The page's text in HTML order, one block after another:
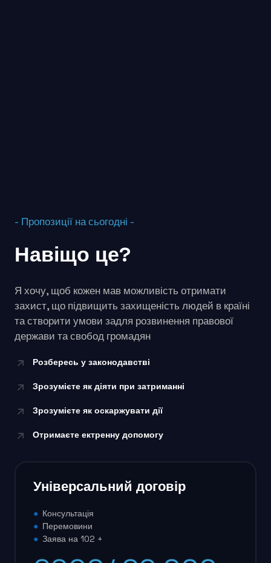
- Пропозиції на сьогодні -
Навіщо це?
Я хочу, щоб кожен мав можливість отримати
захист, що підвищить захищеність людей в країні
та створити умови задля розвинення правової
держави та свобод громадян
Розбересь у законодавстві
Зрозумієте як діяти при затриманні
Зрозумієте як оскаржувати дії
Отримаєте ектренну допомогу
Універсальний договір
● Консультація
● Перемовини
● Заява на 102 +